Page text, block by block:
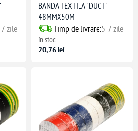
zile
BANDA TEXTILA "DUCT"
48MMX50M
Timp de livrare:5-7 zile
în stoc
20,76 lei